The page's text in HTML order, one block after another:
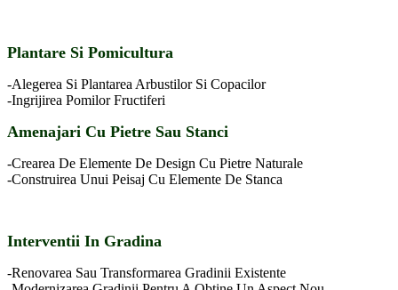
Plantare Si Pomicultura
-Alegerea Si Plantarea Arbustilor Si Copacilor
-Ingrijirea Pomilor Fructiferi
Amenajari Cu Pietre Sau Stanci
-Crearea De Elemente De Design Cu Pietre Naturale
-Construirea Unui Peisaj Cu Elemente De Stanca
Interventii In Gradina
-Renovarea Sau Transformarea Gradinii Existente